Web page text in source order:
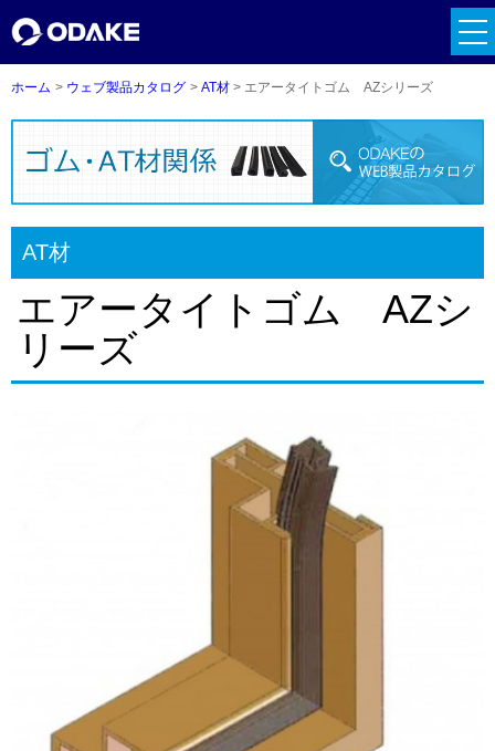
ホーム ウェブ製品カタログ AT材 エアータイトゴム AZシリーズ
AT材
エアータイトゴム AZシ
リーズ